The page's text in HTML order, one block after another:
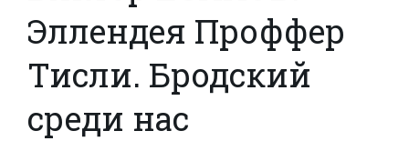
Эллендея Проффер
Тисли. Бродский
среди нас